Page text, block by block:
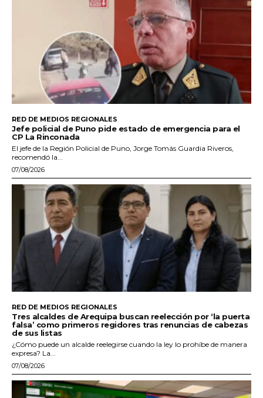
RED DE MEDIOS REGIONALES
Jefe policial de Puno pide estado de emergencia para el
CP La Rinconada
El jefe de la Región Policial de Puno, Jorge Tomás Guardia Riveros,
recomendó la...
07/08/2026
RED DE MEDIOS REGIONALES
Tres alcaldes de Arequipa buscan reelección por ‘la puerta
falsa’ como primeros regidores tras renuncias de cabezas
de sus listas
¿Cómo puede un alcalde reelegirse cuando la ley lo prohíbe de manera
expresa? La...
07/08/2026